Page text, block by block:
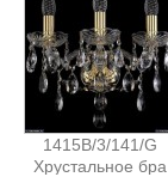
1415B/3/141/G
Хрустальное бра